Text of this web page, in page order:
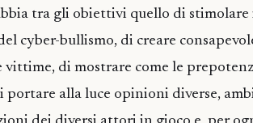
tra gli obiettivi quello di
cyber-bullismo, di creare
di mostrare come le
portare alla luce opinioni diverse,